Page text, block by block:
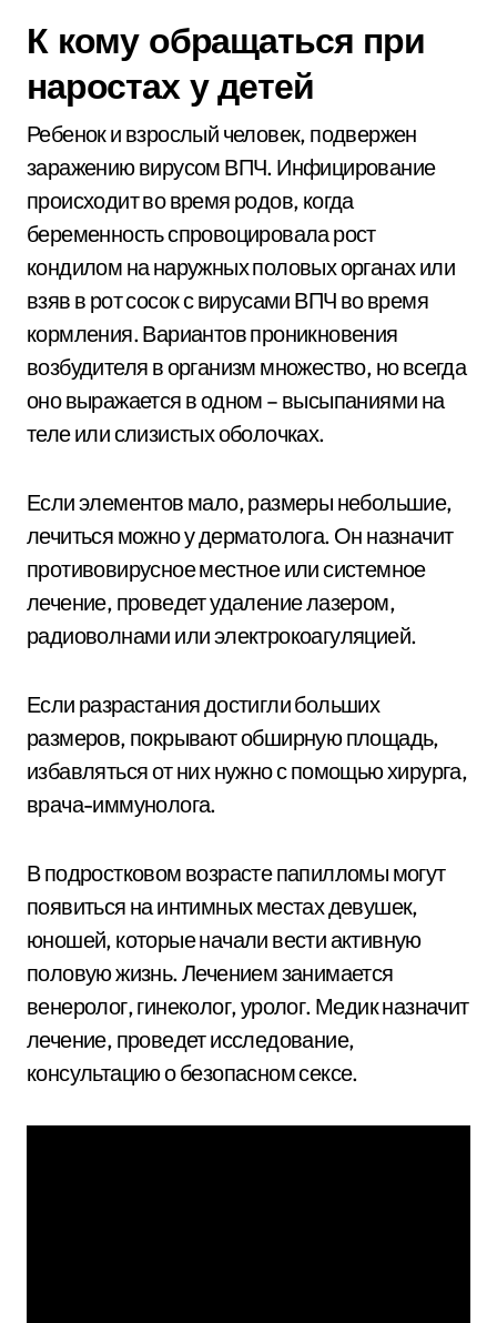
К кому обращаться при
наростах у детей
Ребенок и взрослый человек, подвержен
заражению вирусом ВПЧ. Инфицирование
происходит во время родов, когда
беременность спровоцировала рост
кондилом на наружных половых органах или
взяв в рот сосок с вирусами ВПЧ во время
кормления. Вариантов проникновения
возбудителя в организм множество, но всегда
оно выражается в одном – высыпаниями на
теле или слизистых оболочках.
Если элементов мало, размеры небольшие,
лечиться можно у дерматолога. Он назначит
противовирусное местное или системное
лечение, проведет удаление лазером,
радиоволнами или электрокоагуляцией.
Если разрастания достигли больших
размеров, покрывают обширную площадь,
избавляться от них нужно с помощью хирурга,
врача-иммунолога.
В подростковом возрасте папилломы могут
появиться на интимных местах девушек,
юношей, которые начали вести активную
половую жизнь. Лечением занимается
венеролог, гинеколог, уролог. Медик назначит
лечение, проведет исследование,
консультацию о безопасном сексе.